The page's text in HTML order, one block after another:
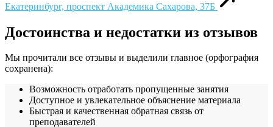
Екатеринбург, проспект Академика Сахарова, 37Б
Достоинства и недостатки из отзывов
Мы прочитали все отзывы и выделили главное (орфография
сохранена):
Возможность отработать пропущенные занятия
Доступное и увлекательное объяснение материала
Быстрая и качественная обратная связь от
преподавателей